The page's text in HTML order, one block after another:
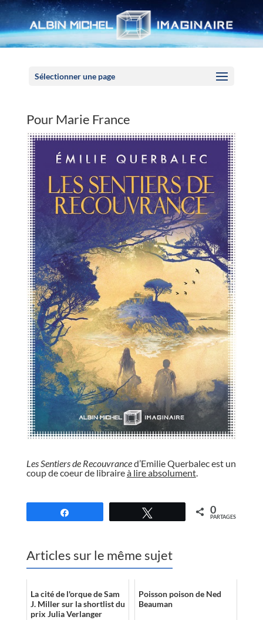
Sélectionner une page
Pour Marie France
Les Sentiers de Recouvranced’Emilie Querbalec est un
coup de coeur de libraireà lire absolument.
0
PARTAGES
Articles sur le même sujet
La cité de l'orque de Sam
J. Miller sur la shortlist du
prix Julia Verlanger
Poisson poison de Ned
Beauman
Panneau de gestion des cookies